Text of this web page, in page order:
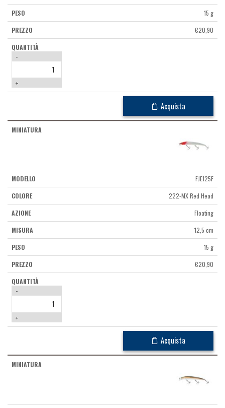
15 g
€20,90
-
+
Acquista
FJE125F
222-MX Red Head
Floating
12,5 cm
15 g
€20,90
-
+
Acquista